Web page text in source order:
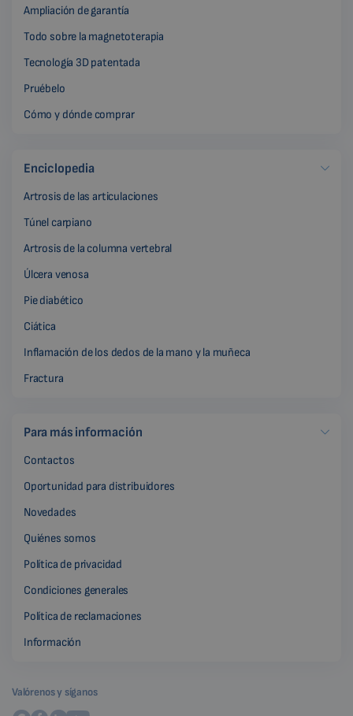
Ampliación de garantía
Todo sobre la magnetoterapia
Tecnología 3D patentada
Pruébelo
Cómo y dónde comprar
Enciclopedia
Artrosis de las articulaciones
Túnel carpiano
Artrosis de la columna vertebral
Úlcera venosa
Pie diabético
Ciática
Inflamación de los dedos de la mano y la muñeca
Fractura
Para más información
Contactos
Oportunidad para distribuidores
Novedades
Quiénes somos
Política de privacidad
Condiciones generales
Política de reclamaciones
Información
Valórenos y síganos